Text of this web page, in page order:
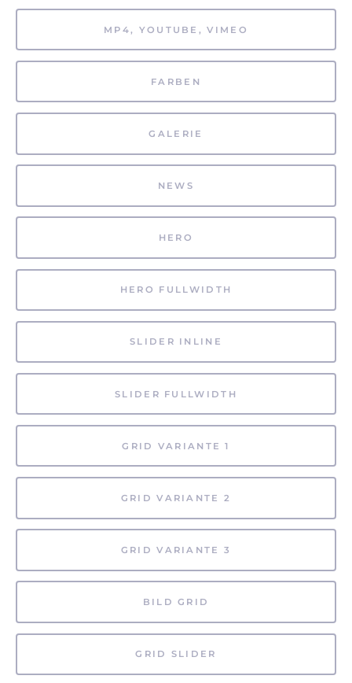
MP4, YOUTUBE, VIMEO
FARBEN
GALERIE
NEWS
HERO
HERO FULLWIDTH
SLIDER INLINE
SLIDER FULLWIDTH
GRID VARIANTE 1
GRID VARIANTE 2
GRID VARIANTE 3
BILD GRID
GRID SLIDER